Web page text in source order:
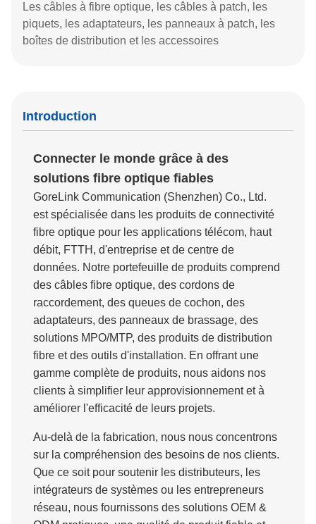
Les câbles à fibre optique, les câbles à patch, les
piquets, les adaptateurs, les panneaux à patch, les
boîtes de distribution et les accessoires
Introduction
Connecter le monde grâce à des
solutions fibre optique fiables
GoreLink Communication (Shenzhen) Co., Ltd.
est spécialisée dans les produits de connectivité
fibre optique pour les applications télécom, haut
débit, FTTH, d'entreprise et de centre de
données. Notre portefeuille de produits comprend
des câbles fibre optique, des cordons de
raccordement, des queues de cochon, des
adaptateurs, des panneaux de brassage, des
solutions MPO/MTP, des produits de distribution
fibre et des outils d'installation. En offrant une
gamme complète de produits, nous aidons nos
clients à simplifier leur approvisionnement et à
améliorer l'efficacité de leurs projets.
Au-delà de la fabrication, nous nous concentrons
sur la compréhension des besoins de nos clients.
Que ce soit pour soutenir les distributeurs, les
intégrateurs de systèmes ou les entrepreneurs
réseau, nous fournissons des solutions OEM &